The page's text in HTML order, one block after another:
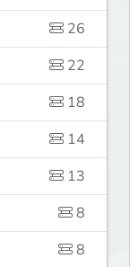
26
22
18
14
13
8
8